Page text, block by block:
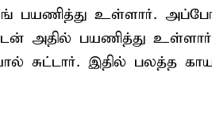
சிங் பயணித்து உள்ளார்.
அதில் பயணித்து
சுட்டார். இதில் பலத்த